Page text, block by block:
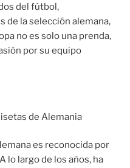
del fútbol,
de la selección alemana,
no es solo una prenda,
por su equipo
de Alemania
es reconocida por
lo largo de los años, ha